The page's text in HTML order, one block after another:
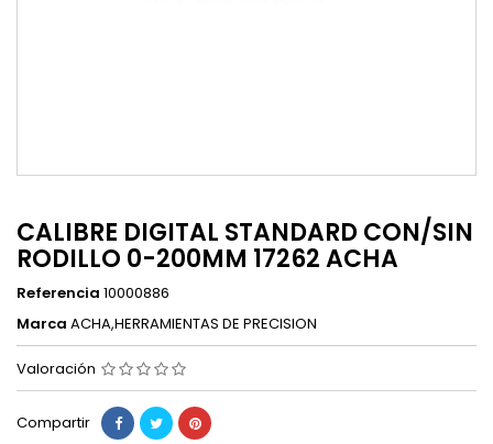
CALIBRE DIGITAL STANDARD CON/SIN
RODILLO 0-200MM 17262 ACHA
Referencia 10000886
Marca ACHA,HERRAMIENTAS DE PRECISION
Valoración
Compartir